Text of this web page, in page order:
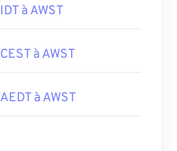
IDT à AWST
CEST à AWST
AEDT à AWST